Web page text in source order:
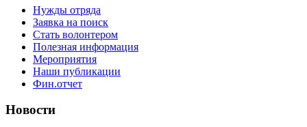
Нужды отряда
Заявка на поиск
Стать волонтером
Полезная информация
Мероприятия
Наши публикации
Фин.отчет
Новости